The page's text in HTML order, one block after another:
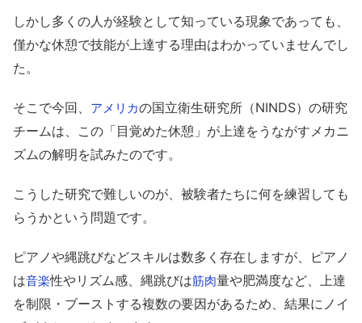
しかし多くの人が経験として知っている現象であっても、
僅かな休憩で技能が上達する理由はわかっていませんでし
た。
そこで今回、 アメリカの国立衛生研究所（NINDS）の研究
チームは、この「目覚めた休憩」が上達をうながすメカニ
ズムの解明を試みたのです。
こうした研究で難しいのが、被験者たちに何を練習しても
らうかという問題です。
ピアノや縄跳びなどスキルは数多く存在しますが、ピアノ
は音楽性やリズム感、縄跳びは筋肉量や肥満度など、上達
を制限・ブーストする複数の要因があるため、結果にノイ